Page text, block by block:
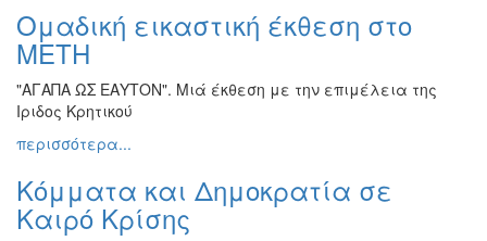
Ομαδική εικαστική έκθεση στο
ΜΕΤΗ
"ΑΓΑΠΑ ΩΣ ΕΑΥΤΟΝ". Μιά έκθεση με την επιμέλεια της
Ιριδος Κρητικού
περισσότερα...
Κόμματα και Δημοκρατία σε
Καιρό Κρίσης